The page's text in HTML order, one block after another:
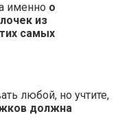
именно о
из
самых
любой, но учтите,
должна